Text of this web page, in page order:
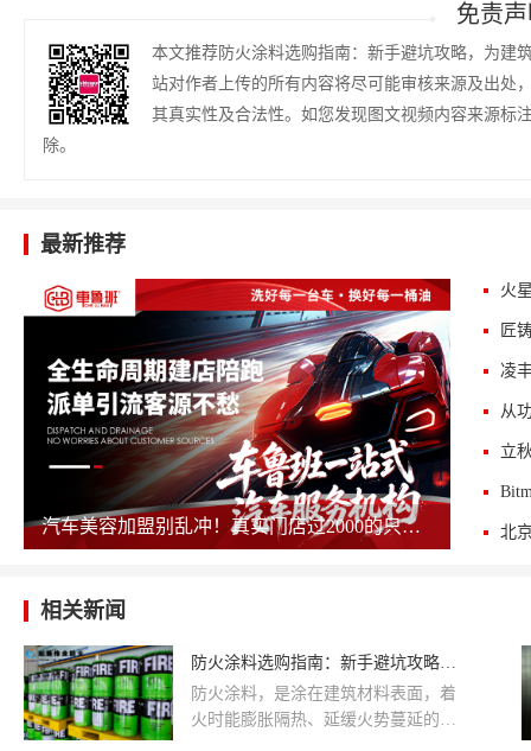
免责
本文推荐防火涂料选购指南：新手避坑攻略，为建
站对作者上传的所有内容将尽可能审核来源及出处
其真实性及合法性。如您发现图文视频内容来源标
除。
最新推荐
汽车美容加盟别乱冲！真实门店过2000的只剩这几家，其余慎碰！
火
匠
相关新闻
防火涂料选购指南：新手避坑攻略，为建筑工程筑牢防火盾牌
防火涂料，是涂在建筑材料表面，着
火时能膨胀隔热、延缓火势蔓延的特